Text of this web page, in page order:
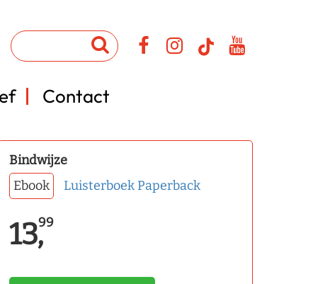
Contact
Bindwijze
Ebook
Luisterboek Paperback
13,99